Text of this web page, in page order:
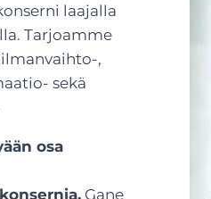
laajalla
Tarjoamme
,
sekä
osa
Gane